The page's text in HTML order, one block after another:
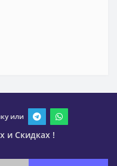
или
и Скидках !